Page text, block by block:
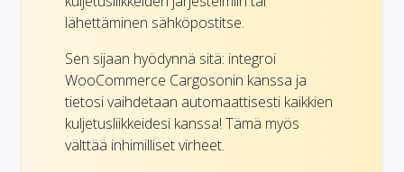
lähettäminen sähköpostitse.
Sen sijaan hyödynnä sitä: integroi
WooCommerce Cargosonin kanssa ja
tietosi vaihdetaan automaattisesti kaikkien
kuljetusliikkeidesi kanssa! Tämä myös
välttää inhimilliset virheet.